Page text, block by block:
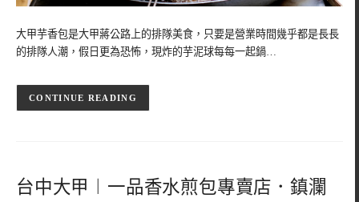
大甲芋香包是大甲蔣公路上的排隊美食，只要是營業時間幾乎都是長長
的排隊人潮，假日更為恐怖，現炸的芋泥球每每一起鍋…
CONTINUE READING
台中大甲︱一品香水煎包專賣店．鎮瀾